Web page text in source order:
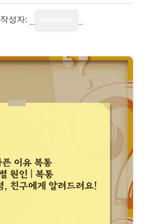
작성자: